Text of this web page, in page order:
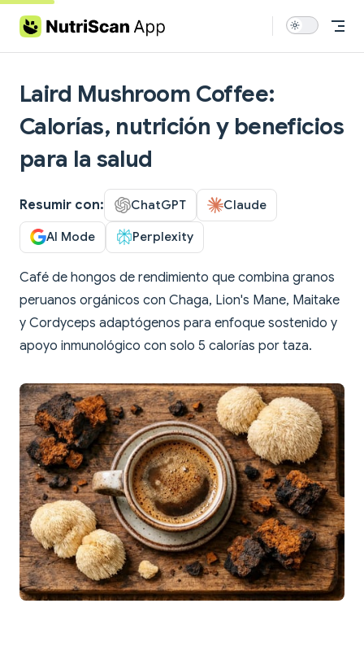
Skip to content
Laird Mushroom Coffee:
Calorías, nutrición y beneficios
para la salud
Resumir con: ChatGPT Claude
AI Mode Perplexity
Café de hongos de rendimiento que combina granos
peruanos orgánicos con Chaga, Lion's Mane, Maitake
y Cordyceps adaptógenos para enfoque sostenido y
apoyo inmunológico con solo 5 calorías por taza.